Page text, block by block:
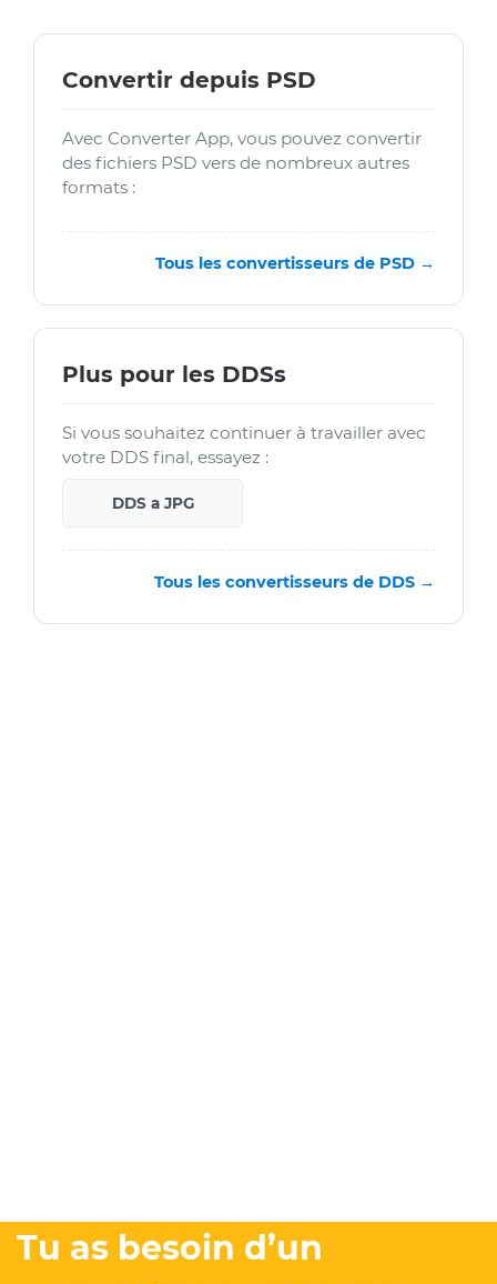
Convertir depuis PSD
Avec Converter App, vous pouvez convertir
des fichiers PSD vers de nombreux autres
formats :
Tous les convertisseurs de PSD →
Plus pour les DDSs
Si vous souhaitez continuer à travailler avec
votre DDS final, essayez :
DDS a JPG
Tous les convertisseurs de DDS →
Tu as besoin d’un